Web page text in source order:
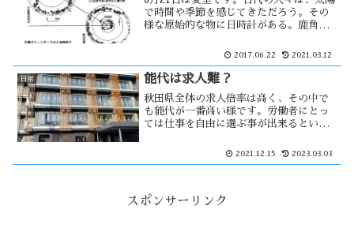
で時間や季節を感じてきただろう。その
様な原始的な物に日時計がある。鹿角市
ンサークルがあり、その中に日時計状組
測されている。
2017.06.22 2021.03.12
日常 能代は求人難？
秋田県全体の求人倍率は高く、その中で
も能代が一番高い様です。労働者にとっ
ては仕事を自由に選ぶ事が出来るとい
人気のない職種がその倍率を押し上げて
2021.12.15 2023.03.03
スポンサーリンク